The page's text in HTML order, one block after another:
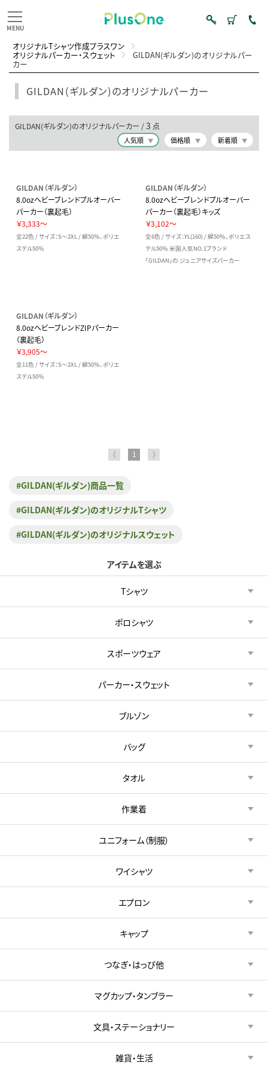
オリジナルTシャツ作成プラスワン
オリジナルパーカー・スウェット GILDAN(ギルダン)のオリジナルパー
カー
GILDAN(ギルダン)のオリジナルパーカー
GILDAN(ギルダン)のオリジナルパーカー /3 点
人気順 価格順 新着順
GILDAN（ギルダン）
8.0ozヘビーブレンドプルオーバー
パーカー（裏起毛）
￥3,333～
全22色 / サイズ：S～2XL / 綿50％、ポリエ
ステル50％
GILDAN（ギルダン）
8.0ozヘビーブレンドプルオーバー
パーカー（裏起毛）キッズ
￥3,102～
全6色 / サイズ：YL(160) / 綿50％、ポリエス
テル50％ 米国人気NO.1ブランド
「GILDAN」の ジュニアサイズパーカー
GILDAN（ギルダン）
8.0ozヘビーブレンドZIPパーカー
（裏起毛）
￥3,905～
全11色 / サイズ：S～2XL / 綿50％、ポリエ
ステル50％
⟨ 1 ⟩
#GILDAN(ギルダン)商品一覧
#GILDAN(ギルダン)のオリジナルTシャツ
#GILDAN(ギルダン)のオリジナルスウェット
アイテムを選ぶ
Tシャツ
ポロシャツ
スポーツウェア
パーカー・スウェット
ブルゾン
バッグ
タオル
作業着
ユニフォーム（制服）
ワイシャツ
エプロン
キャップ
つなぎ・はっぴ他
マグカップ・タンブラー
文具・ステーショナリー
雑貨・生活